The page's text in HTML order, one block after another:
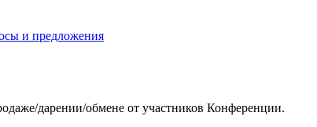
и предложения
дарении/обмене от участников Конференции.